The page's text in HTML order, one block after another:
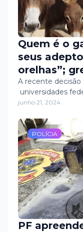
Quem é o
seus
orelhas”;
A recente
universidades
junho 21, 2024
POLÍCIA
PF